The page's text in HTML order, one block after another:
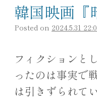
韓国映画『
Posted on 2024.5.31
フィクションと
ったのは事実で
は引きずられて